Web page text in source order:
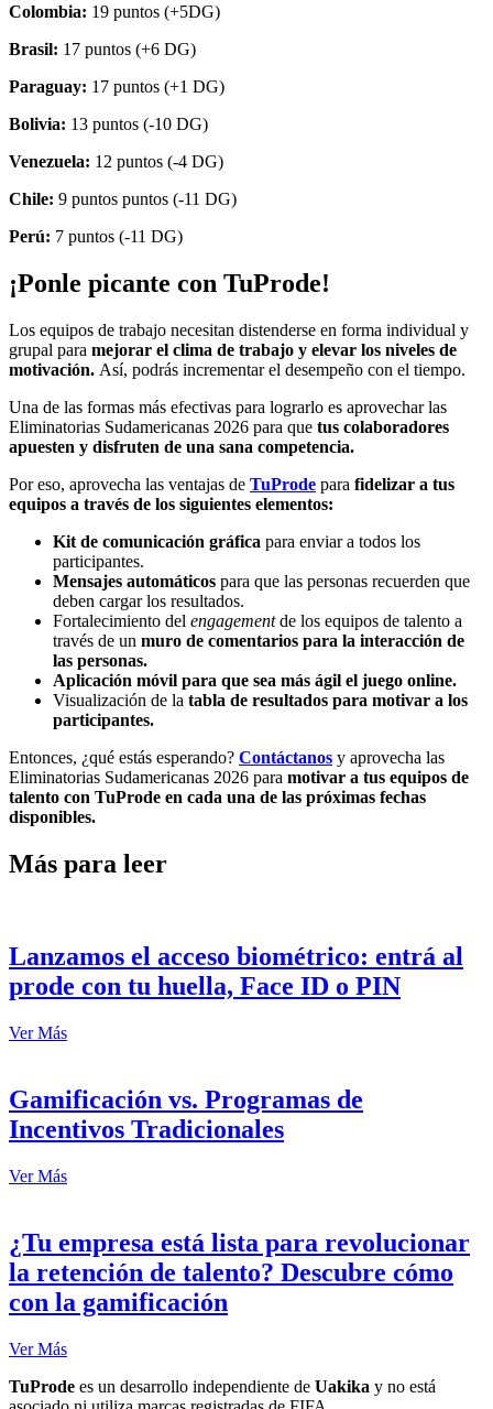
Colombia: 19 puntos (+5DG)
Brasil: 17 puntos (+6 DG)
Paraguay: 17 puntos (+1 DG)
Bolivia: 13 puntos (-10 DG)
Venezuela: 12 puntos (-4 DG)
Chile: 9 puntos puntos (-11 DG)
Perú: 7 puntos (-11 DG)
¡Ponle picante con TuProde!
Los equipos de trabajo necesitan distenderse en forma individual y
grupal para mejorar el clima de trabajo y elevar los niveles de
motivación. Así, podrás incrementar el desempeño con el tiempo.
Una de las formas más efectivas para lograrlo es aprovechar las
Eliminatorias Sudamericanas 2026 para que tus colaboradores
apuesten y disfruten de una sana competencia.
Por eso, aprovecha las ventajas de TuProde para fidelizar a tus
equipos a través de los siguientes elementos:
Kit de comunicación gráfica para enviar a todos los
participantes.
Mensajes automáticos para que las personas recuerden que
deben cargar los resultados.
Fortalecimiento del engagementde los equipos de talento a
través de un muro de comentarios para la interacción de
las personas.
Aplicación móvil para que sea más ágil el juego online.
Visualización de la tabla de resultados para motivar a los
participantes.
Entonces, ¿qué estás esperando? Contáctanos y aprovecha las
Eliminatorias Sudamericanas 2026 para motivar a tus equipos de
talento con TuProde en cada una de las próximas fechas
disponibles.
Más para leer
Lanzamos el acceso biométrico: entrá al
prode con tu huella, Face ID o PIN
Ver Más
Gamificación vs. Programas de
Incentivos Tradicionales
Ver Más
¿Tu empresa está lista para revolucionar
la retención de talento? Descubre cómo
con la gamificación
Ver Más
TuProde es un desarrollo independiente de Uakika y no está